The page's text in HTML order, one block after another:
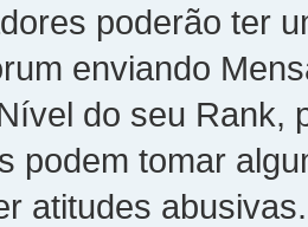
poderão ter
enviando
do seu Rank,
podem tomar
atitudes abusivas.